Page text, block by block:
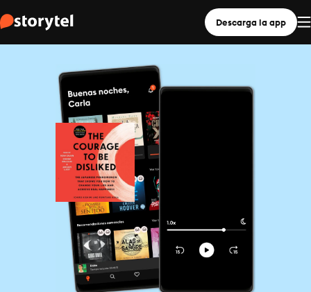
Descarga la app